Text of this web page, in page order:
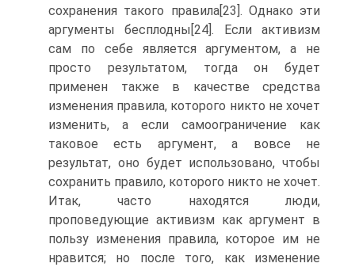
сохранения такого правила[23]. Однако эти
аргументы бесплодны[24]. Если активизм
сам по себе является аргументом, а не
просто результатом, тогда он будет
применен также в качестве средства
изменения правила, которого никто не хочет
изменить, а если самоограничение как
таковое есть аргумент, а вовсе не
результат, оно будет использовано, чтобы
сохранить правило, которого никто не хочет.
Итак, часто находятся люди,
проповедующие активизм как аргумент в
пользу изменения правила, которое им не
нравится; но после того, как изменение